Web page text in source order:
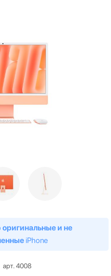
оригинальные и не
iPhone
арт. 4008